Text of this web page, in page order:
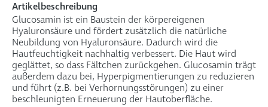
Artikelbeschreibung
Glucosamin ist ein Baustein der körpereigenen
Hyaluronsäure und fördert zusätzlich die natürliche
Neubildung von Hyaluronsäure. Dadurch wird die
Hautfeuchtigkeit nachhaltig verbessert. Die Haut wird
geglättet, so dass Fältchen zurückgehen. Glucosamin trägt
außerdem dazu bei, Hyperpigmentierungen zu reduzieren
und führt (z.B. bei Verhornungsstörungen) zu einer
beschleunigten Erneuerung der Hautoberfläche.